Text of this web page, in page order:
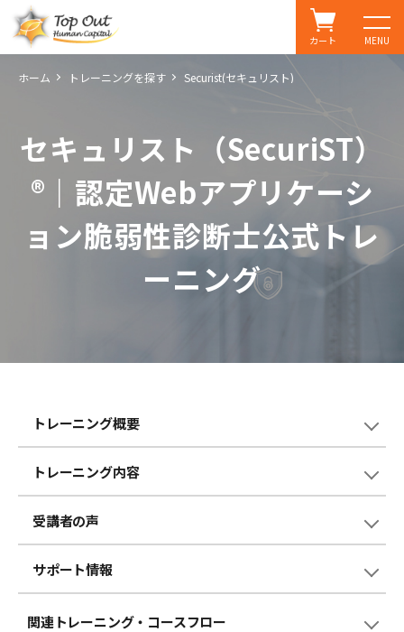
MENU
カート
ホーム トレーニングを探す Securist(セキュリスト)
セキュリスト（SecuriST）
®｜認定Webアプリケーシ
ョン脆弱性診断士公式トレ
ーニング
トレーニング概要
トレーニング内容
受講者の声
サポート情報
関連トレーニング・コースフロー